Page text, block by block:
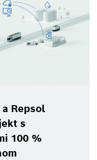
Repsol
s
100 %